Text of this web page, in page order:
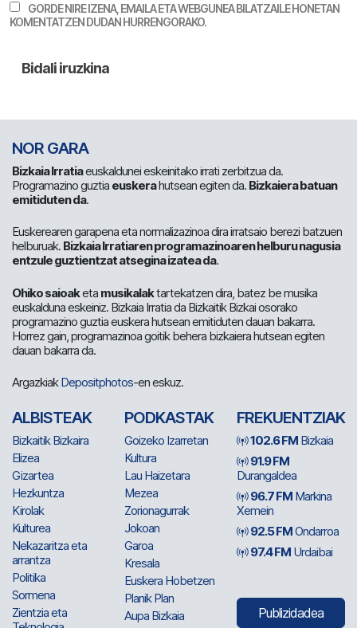
GORDE NIRE IZENA, EMAILA ETA WEBGUNEA BILATZAILE HONETAN
KOMENTATZEN DUDAN HURRENGORAKO.
NOR GARA
Bizkaia Irratiaeuskaldunei eskeinitako irrati zerbitzua da.
Programazino guztia euskerahutsean egiten da. Bizkaiera batuan
emitiduten da.
Euskerearen garapena eta normalizazinoa dira irratsaio berezi batzuen
helburuak. Bizkaia Irratiaren programazinoaren helburu nagusia
entzule guztientzat atsegina izatea da.
Ohiko saioaketa musikalaktartekatzen dira, batez be musika
euskalduna eskeiniz. Bizkaia Irratia da Bizkaitik Bizkai osorako
programazino guztia euskera hutsean emitiduten dauan bakarra.
Horrez gain, programazinoa goitik behera bizkaiera hutsean egiten
dauan bakarra da.
ArgazkiakDepositphotos-en eskuz.
ALBISTEAK
Bizkaitik Bizkaira
Elizea
Gizartea
Hezkuntza
Kirolak
Kulturea
Nekazaritza eta
arrantza
Politika
Sormena
Zientzia eta
PODKASTAK
Goizeko Izarretan
Kultura
Lau Haizetara
Mezea
Zorionagurrak
Jokoan
Garoa
Kresala
Euskera Hobetzen
Planik Plan
Aupa Bizkaia
FREKUENTZIAK
102.6 FM Bizkaia
91.9 FM
Durangaldea
96.7 FM Markina
Xemein
92.5 FMOndarroa
97.4 FM Urdaibai
Publizidadea